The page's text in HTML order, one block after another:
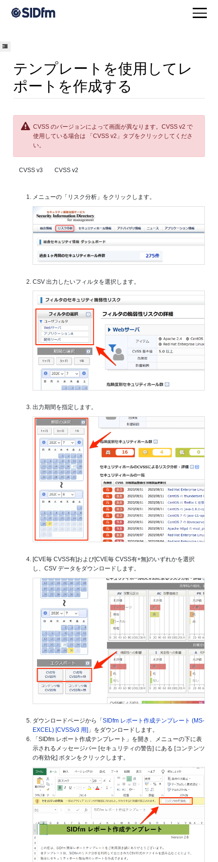
テンプレートを使用してレ
ポートを作成する
CVSS のバージョンによって画面が異なります。CVSS v2 で
使用している場合は 「CVSS v2」タブをクリックしてくださ
い。
CVSS v3 CVSS v2
メニューの「リスク分析」をクリックします。
CSV 出力したいフィルタを選択します。
出力期間を指定します。
[CVE毎 CVSS有]および[CVE毎 CVSS有+無]のいずれかを選択
し、CSV データをダウンロードします。
ダウンロードページから「 SIDfm レポート作成テンプレート (MS-
EXCEL) [CVSSv3 用] 」をダウンロードします。
「SIDfm レポート作成テンプレート」を開き、メニューの下に表
示されるメッセージバー [セキュリティの警告] にある [コンテンツ
の有効化] ボタンをクリックします。